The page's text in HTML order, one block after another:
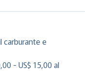
carburante e
- US$ 15,00 al